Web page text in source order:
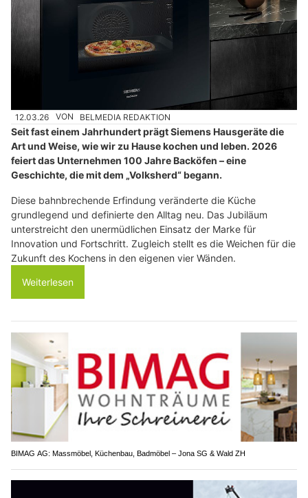
12.03.26 VON BELMEDIA REDAKTION
Seit fast einem Jahrhundert prägt Siemens Hausgeräte die
Art und Weise, wie wir zu Hause kochen und leben. 2026
feiert das Unternehmen 100 Jahre Backöfen – eine
Geschichte, die mit dem „Volksherd“ begann.
Diese bahnbrechende Erfindung veränderte die Küche
grundlegend und definierte den Alltag neu. Das Jubiläum
unterstreicht den unermüdlichen Einsatz der Marke für
Innovation und Fortschritt. Zugleich stellt es die Weichen für die
Zukunft des Kochens in den eigenen vier Wänden.
Weiterlesen
BIMAG AG: Massmöbel, Küchenbau, Badmöbel – Jona SG & Wald ZH